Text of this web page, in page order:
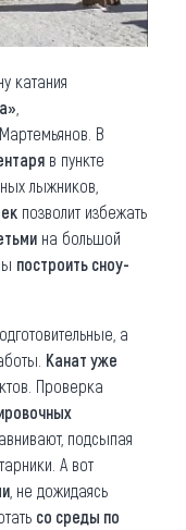
катания
В
в пункте
лыжников,
позволит избежать
на большой
построить сноу-
а
Канат уже
Проверка
подсыпая
А вот
, не дожидаясь
со среды по